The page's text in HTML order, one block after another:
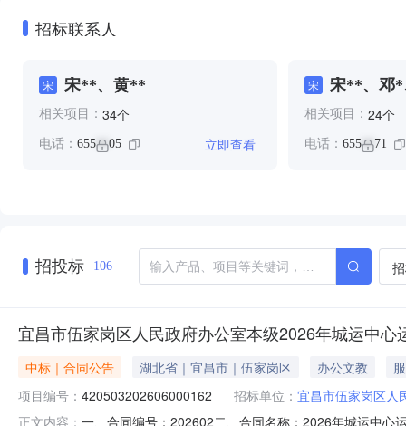
招标联系人
宋 宋**、黄**
相关项目： 34个
电话： 655**05 立即查看
宋 宋**、邓
相关项目： 24个
电话： 655**71
招投标 106
宜昌市伍家岗区人民政府办公室本级2026年城运中心
中标｜合同公告 湖北省｜宜昌市｜伍家岗区 办公文教
项目编号： 420503202606000162 招标单位： 宜昌市伍家岗区人
正文内容： 一、合同编号：202602二、合同名称：2026年城运中心